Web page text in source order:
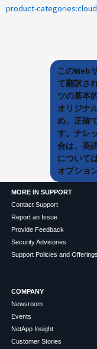
product-
このWeb
て翻訳さ
ツの基本
オリジナ
め、正確
す。ナレ
合は、英
について
オプショ
MORE IN SUPPORT
Contact Support
Report an Issue
Provide Feedback
Security Advisories
Support Policies and Offerings
COMPANY
Newsroom
Events
NetApp Insight
Customer Stories